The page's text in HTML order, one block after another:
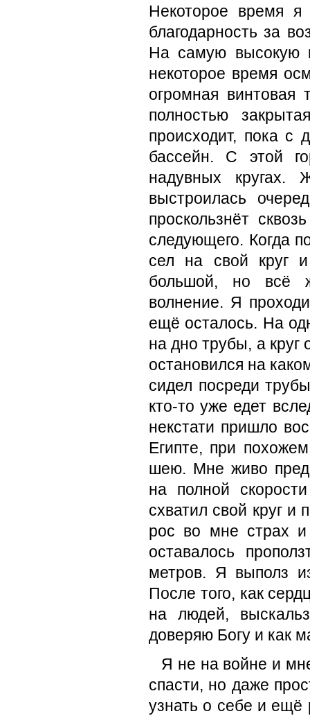
Некоторое время я
благодарность за
На самую высокую
некоторое время
огромная винтовая
полностью
происходит, пока с
бассейн. С этой
надувных кругах.
выстроилась
проскользнёт
следующего. Когда
сел на свой круг
большой, но всё
волнение. Я
ещё осталось. На
на дно трубы, а круг
остановился на
сидел посреди
кто-то уже едет
некстати пришло
Египте, при
шею. Мне живо
на полной
схватил свой круг
рос во мне страх
оставалось
метров. Я выполз
После того, как
на людей,
доверяю Богу и как
Я не на войне и
спасти, но даже
узнать о себе и ещё